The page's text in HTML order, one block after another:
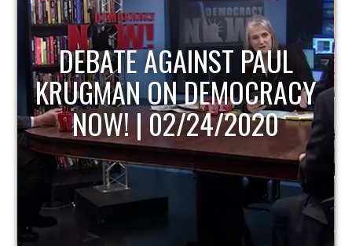
HOST OF ECONOMIC
UPDATE